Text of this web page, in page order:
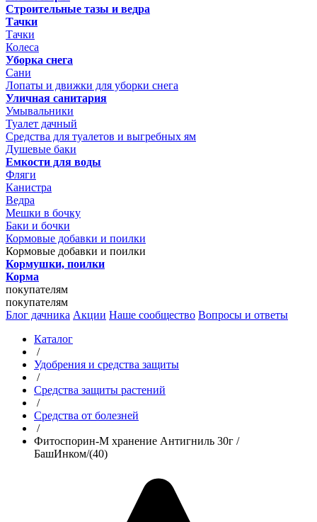
Строительные тазы и ведра
Тачки
Тачки
Колеса
Уборка снега
Сани
Лопаты и движки для уборки снега
Уличная санитария
Умывальники
Туалет дачный
Средства для туалетов и выгребных ям
Душевые баки
Емкости для воды
Фляги
Канистра
Ведра
Мешки в бочку
Баки и бочки
Кормовые добавки и поилки
Кормовые добавки и поилки
Кормушки, поилки
Корма
покупателям
покупателям
Блог дачника Акции Наше сообщество Вопросы и ответы
Каталог
/
Удобрения и средства защиты
/
Средства защиты растений
/
Средства от болезней
/
Фитоспорин-М хранение Антигниль 30г /
БашИнком/(40)